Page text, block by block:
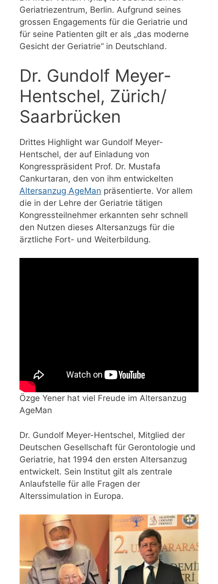
Geriatriezentrum, Berlin. Aufgrund seines
grossen Engagements für die Geriatrie und
für seine Patienten gilt er als „das moderne
Gesicht der Geriatrie“ in Deutschland.
Dr. Gundolf Meyer-
Hentschel, Zürich/
Saarbrücken
Drittes Highlight war Gundolf Meyer-
Hentschel, der auf Einladung von
Kongresspräsident Prof. Dr. Mustafa
Cankurtaran, den von ihm entwickelten
Altersanzug AgeMan präsentierte. Vor allem
die in der Lehre der Geriatrie tätigen
Kongressteilnehmer erkannten sehr schnell
den Nutzen dieses Altersanzugs für die
ärztliche Fort- und Weiterbildung.
Özge Yener hat viel Freude im Altersanzug
AgeMan
Dr. Gundolf Meyer-Hentschel, Mitglied der
Deutschen Gesellschaft für Gerontologie und
Geriatrie, hat 1994 den ersten Altersanzug
entwickelt. Sein Institut gilt als zentrale
Anlaufstelle für alle Fragen der
Alterssimulation in Europa.